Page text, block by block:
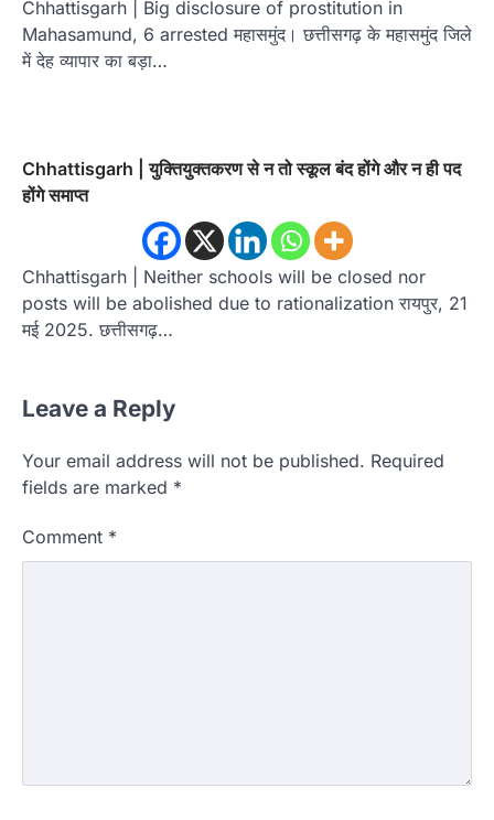
Chhattisgarh | Big disclosure of prostitution in
Mahasamund, 6 arrested महासमुंद। छत्तीसगढ़ के महासमुंद जिले
में देह व्यापार का बड़ा…
Chhattisgarh | युक्तियुक्तकरण से न तो स्कूल बंद होंगे और न ही पद
होंगे समाप्त
Chhattisgarh | Neither schools will be closed nor
posts will be abolished due to rationalization रायपुर, 21
मई 2025. छत्तीसगढ़…
Leave a Reply
Your email address will not be published. Required
fields are marked *
Comment *